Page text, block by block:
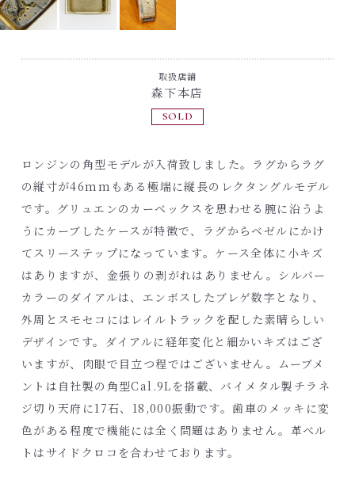
取扱店舗
森下本店
SOLD
ロンジンの角型モデルが入荷致しました。ラグからラグ
の縦寸が46mmもある極端に縦長のレクタングルモデル
です。グリュエンのカーベックスを思わせる腕に沿うよ
うにカーブしたケースが特徴で、ラグからベゼルにかけ
てスリーステップになっています。ケース全体に小キズ
はありますが、金張りの剥がれはありません。シルバー
カラーのダイアルは、エンボスしたブレゲ数字となり、
外周とスモセコにはレイルトラックを配した素晴らしい
デザインです。ダイアルに経年変化と細かいキズはござ
いますが、肉眼で目立つ程ではございません。ムーブメ
ントは自社製の角型Cal.9Lを搭載、バイメタル製チラネ
ジ切り天府に17石、18,000振動です。歯車のメッキに変
色がある程度で機能には全く問題はありません。革ベル
トはサイドクロコを合わせております。